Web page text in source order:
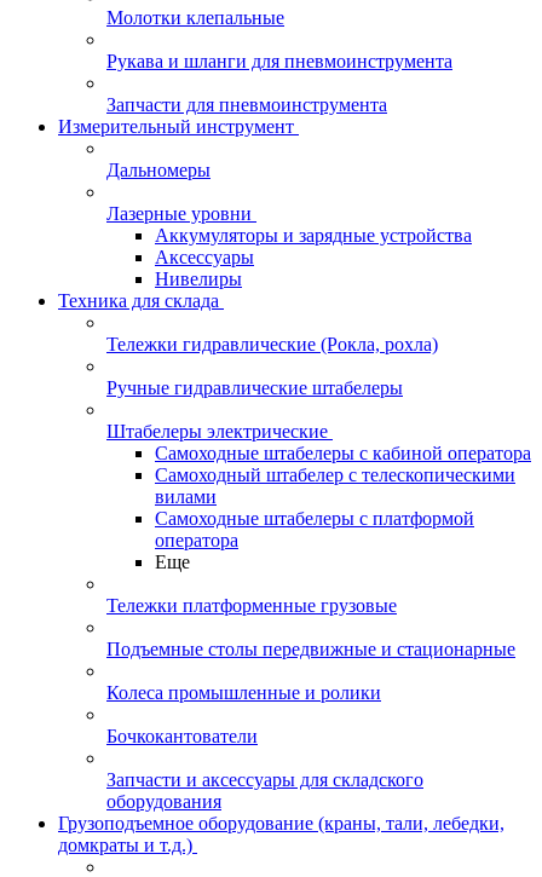
Молотки клепальные
Рукава и шланги для пневмоинструмента
Запчасти для пневмоинструмента
Измерительный инструмент
Дальномеры
Лазерные уровни
Аккумуляторы и зарядные устройства
Аксессуары
Нивелиры
Техника для склада
Тележки гидравлические (Рокла, рохла)
Ручные гидравлические штабелеры
Штабелеры электрические
Самоходные штабелеры с кабиной оператора
Самоходный штабелер с телескопическими
вилами
Самоходные штабелеры с платформой
оператора
Еще
Тележки платформенные грузовые
Подъемные столы передвижные и стационарные
Колеса промышленные и ролики
Бочкокантователи
Запчасти и аксессуары для складского
оборудования
Грузоподъемное оборудование (краны, тали, лебедки,
домкраты и т.д.)